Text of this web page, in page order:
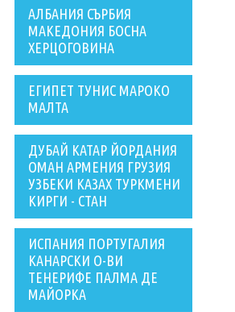
АЛБАНИЯ СЪРБИЯ
МАКЕДОНИЯ БОСНА
ХЕРЦОГОВИНА
ЕГИПЕТ ТУНИС МАРОКО
МАЛТА
ДУБАЙ КАТАР ЙОРДАНИЯ
ОМАН АРМЕНИЯ ГРУЗИЯ
УЗБЕКИ КАЗАХ ТУРКМЕНИ
КИРГИ - СТАН
ИСПАНИЯ ПОРТУГАЛИЯ
КАНАРСКИ О-ВИ
ТЕНЕРИФЕ ПАЛМА ДЕ
МАЙОРКА